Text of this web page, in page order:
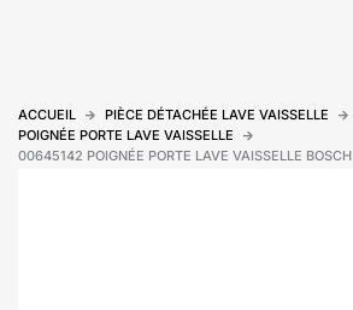
ACCUEIL
PIÈCE DÉTACHÉE LAVE VAISSELLE
POIGNÉE PORTE LAVE VAISSELLE
00645142 POIGNÉE PORTE LAVE VAISSELLE BOSCH